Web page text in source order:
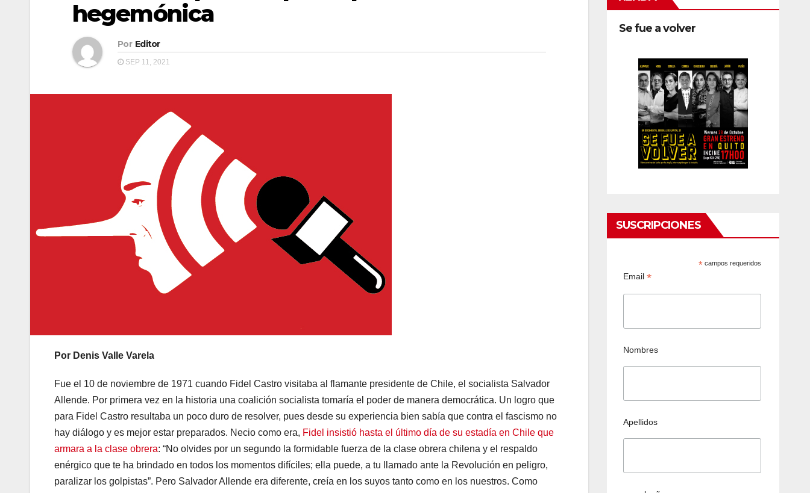
hegemónica
Por Editor
SEP 11, 2021
Por Denis Valle Varela
Fue el 10 de noviembre de 1971 cuando Fidel Castro visitaba al flamante presidente de Chile, el socialista Salvador
Allende. Por primera vez en la historia una coalición socialista tomaría el poder de manera democrática. Un logro que
para Fidel Castro resultaba un poco duro de resolver, pues desde su experiencia bien sabía que contra el fascismo no
hay diálogo y es mejor estar preparados. Necio como era, Fidel insistió hasta el último día de su estadía en Chile que
armara a la clase obrera: “No olvides por un segundo la formidable fuerza de la clase obrera chilena y el respaldo
enérgico que te ha brindado en todos los momentos difíciles; ella puede, a tu llamado ante la Revolución en peligro,
paralizar los golpistas”. Pero Salvador Allende era diferente, creía en los suyos tanto como en los nuestros. Como
Se fue a volver
SUSCRIPCIONES
* campos requeridos
Email *
Nombres
Apellidos